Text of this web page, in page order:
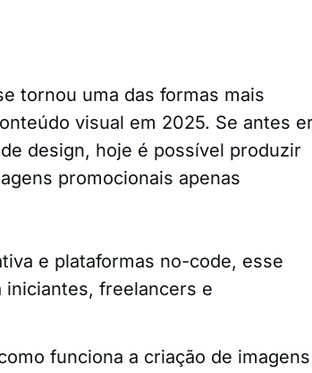
tornou uma das formas mais
visual em 2025. Se antes
design, hoje é possível produzir
promocionais apenas
e plataformas no-code, esse
iniciantes, freelancers e
funciona a criação de imagens